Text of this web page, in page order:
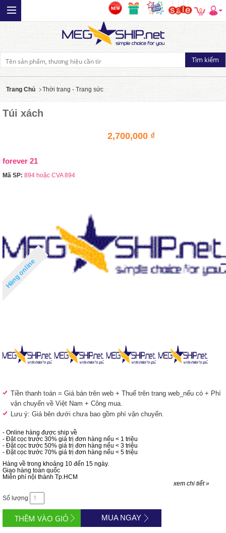
0
Trang Chủ Thời trang - Trang sức
Túi xách
2,700,000 ₫
forever 21
Mã SP: 894 hoặc CVA 894
Hàng online
Tiền thanh toán = Giá bán trên web + Thuế trên trang web_nếu có + Phí
vận chuyển về Việt Nam + Công mua.
Lưu ý: Giá bên dưới chưa bao gồm phí vận chuyển.
- Online hàng được ship về
- Đặt cọc trước 30% giá trị đơn hàng nếu < 1 triệu
- Đặt cọc trước 50% giá trị đơn hàng nếu < 3 triệu
- Đặt cọc trước 70% giá trị đơn hàng nếu < 5 triệu
Hàng về trong khoảng 10 đến 15 ngày.
Giao hàng toàn quốc
Miễn phí nội thành Tp.HCM
xem chi tiết »
Số lượng
MUA NGAY